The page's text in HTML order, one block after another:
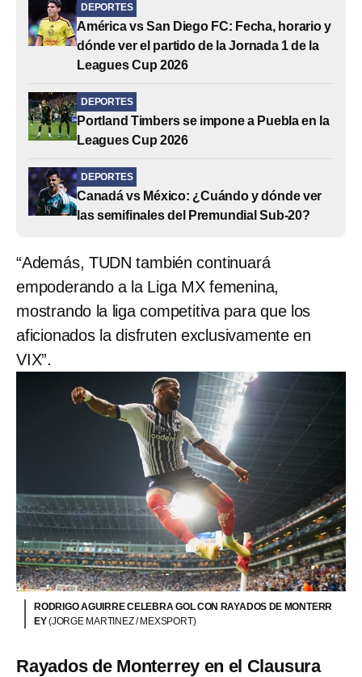
DEPORTES
América vs San Diego FC: Fecha, horario y
dónde ver el partido de la Jornada 1 de la
Leagues Cup 2026
DEPORTES
Portland Timbers se impone a Puebla en la
Leagues Cup 2026
DEPORTES
Canadá vs México: ¿Cuándo y dónde ver
las semifinales del Premundial Sub-20?
“Además, TUDN también continuará
empoderando a la Liga MX femenina,
mostrando la liga competitiva para que los
aficionados la disfruten exclusivamente en
VIX”.
RODRIGO AGUIRRE CELEBRA GOL CON RAYADOS DE MONTERR
EY(JORGE MARTINEZ / MEXSPORT)
Rayados de Monterrey en el Clausura